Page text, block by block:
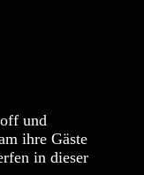
und
ihre Gäste
in dieser